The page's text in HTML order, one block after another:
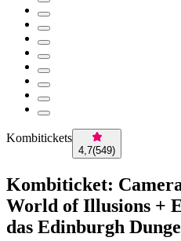
Kombitickets
4,7(549)
Kombiticket:
World of Illusions +
das Edinburgh